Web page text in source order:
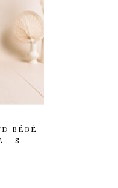
BÉBÉ
– S